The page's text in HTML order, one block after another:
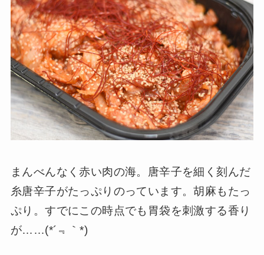
まんべんなく赤い肉の海。唐辛子を細く刻んだ
糸唐辛子がたっぷりのっています。胡麻もたっ
ぷり。すでにこの時点でも胃袋を刺激する香り
が……(*´﹃｀*)